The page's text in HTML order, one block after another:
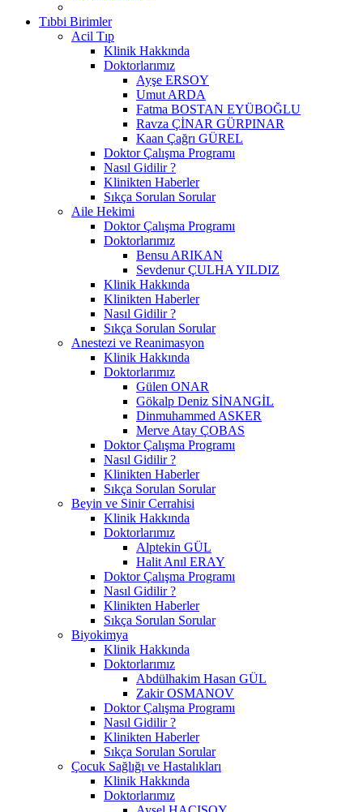
Tıbbi Birimler
Acil Tıp
Klinik Hakkında
Doktorlarımız
Ayşe ERSOY
Umut ARDA
Fatma BOSTAN EYÜBOĞLU
Ravza ÇİNAR GÜRPINAR
Kaan Çağrı GÜREL
Doktor Çalışma Programı
Nasıl Gidilir ?
Klinikten Haberler
Sıkça Sorulan Sorular
Aile Hekimi
Doktor Çalışma Programı
Doktorlarımız
Bensu ARIKAN
Sevdenur ÇULHA YILDIZ
Klinik Hakkında
Klinikten Haberler
Nasıl Gidilir ?
Sıkça Sorulan Sorular
Anestezi ve Reanimasyon
Klinik Hakkında
Doktorlarımız
Gülen ONAR
Gökalp Deniz SİNANGİL
Dinmuhammed ASKER
Merve Atay ÇOBAS
Doktor Çalışma Programı
Nasıl Gidilir ?
Klinikten Haberler
Sıkça Sorulan Sorular
Beyin ve Sinir Cerrahisi
Klinik Hakkında
Doktorlarımız
Alptekin GÜL
Halit Anıl ERAY
Doktor Çalışma Programı
Nasıl Gidilir ?
Klinikten Haberler
Sıkça Sorulan Sorular
Biyokimya
Klinik Hakkında
Doktorlarımız
Abdülhakim Hasan GÜL
Zakir OSMANOV
Doktor Çalışma Programı
Nasıl Gidilir ?
Klinikten Haberler
Sıkça Sorulan Sorular
Çocuk Sağlığı ve Hastalıkları
Klinik Hakkında
Doktorlarımız